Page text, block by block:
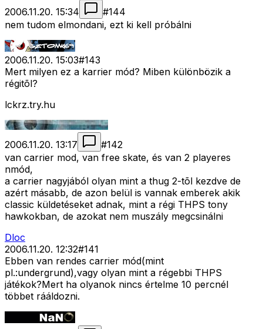
2006.11.20. 15:34 #144
nem tudom elmondani, ezt ki kell próbálni
2006.11.20. 15:03#143
Mert milyen ez a karrier mód? Miben különbözik a
régitõl?
lckrz.try.hu
2006.11.20. 13:17 #142
van carrier mod, van free skate, és van 2 playeres
nmód,
a carrier nagyjából olyan mint a thug 2-tõl kezdve de
azért másabb, de azon belül is vannak emberek akik
classic küldetéseket adnak, mint a régi THPS tony
hawkokban, de azokat nem muszály megcsinálni
Dloc
2006.11.20. 12:32#141
Ebben van rendes carrier mód(mint
pl.:undergrund),vagy olyan mint a régebbi THPS
játékok?Mert ha olyanok nincs értelme 10 percnél
többet rááldozni.